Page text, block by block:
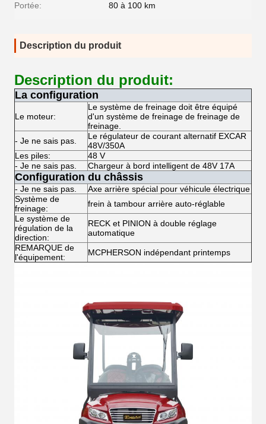
Portée: 80 à 100 km
Description du produit
Description du produit:
La configuration
Le moteur:
Le système de freinage doit être équipé
d'un système de freinage de freinage de
freinage.
- Je ne sais pas.
Le régulateur de courant alternatif EXCAR
48V/350A
Les piles:
48 V
- Je ne sais pas.
Chargeur à bord intelligent de 48V 17A
Configuration du châssis
- Je ne sais pas.
Axe arrière spécial pour véhicule électrique
Système de
freinage:
frein à tambour arrière auto-réglable
Le système de
régulation de la
direction:
RECK et PINION à double réglage
automatique
REMARQUE de
l'équipement:
MCPHERSON indépendant printemps